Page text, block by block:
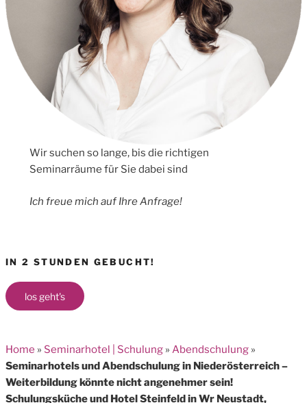
Wir suchen so lange, bis die richtigen
Seminarräume für Sie dabei sind
Ich freue mich auf Ihre Anfrage!
IN 2 STUNDEN GEBUCHT!
los geht's
Home » Seminarhotel | Schulung » Abendschulung »
Seminarhotels und Abendschulung in Niederösterreich –
Weiterbildung könnte nicht angenehmer sein!
Schulungsküche und Hotel Steinfeld in Wr Neustadt,